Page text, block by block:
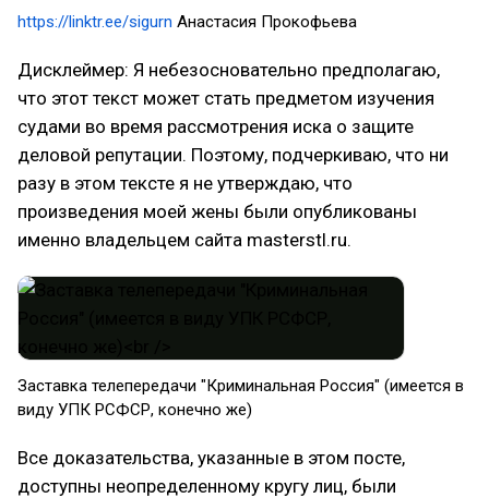
https://linktr.ee/sigurn Анастасия Прокофьева
Дисклеймер: Я небезосновательно предполагаю,
что этот текст может стать предметом изучения
судами во время рассмотрения иска о защите
деловой репутации. Поэтому, подчеркиваю, что ни
разу в этом тексте я не утверждаю, что
произведения моей жены были опубликованы
именно владельцем сайта masterstl.ru.
Заставка телепередачи "Криминальная Россия" (имеется в
виду УПК РСФСР, конечно же)
Все доказательства, указанные в этом посте,
доступны неопределенному кругу лиц, были